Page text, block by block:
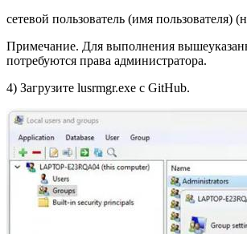
сетевой пользователь (имя пользователя)
Примечание. Для выполнения
потребуются права администратора.
4) Загрузите lusrmgr.exe с GitHub.